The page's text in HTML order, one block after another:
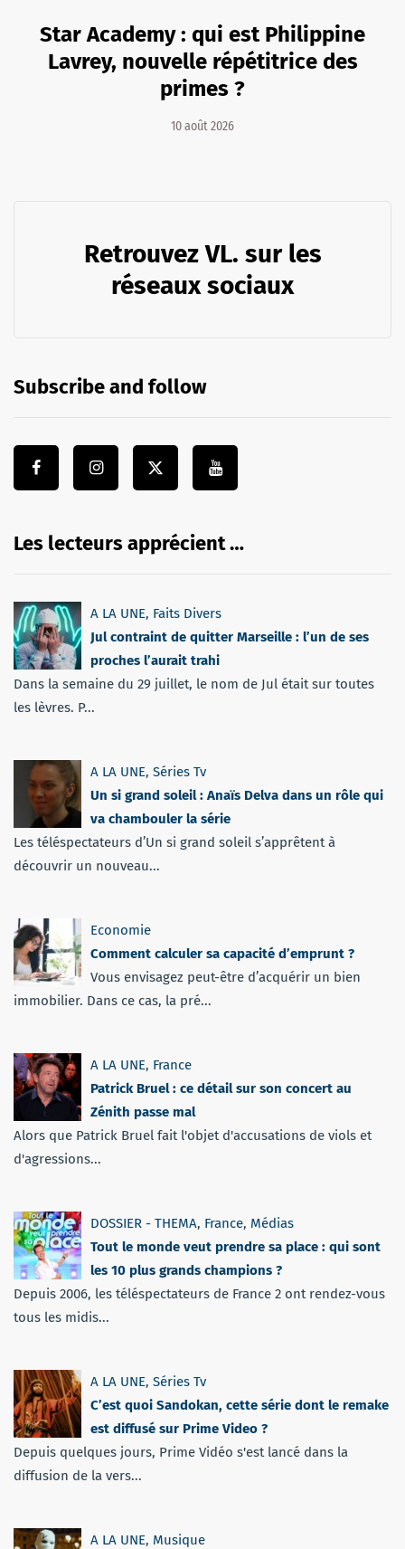
Star Academy : qui est Philippine
Lavrey, nouvelle répétitrice des
primes ?
10 août 2026
Retrouvez VL. sur les
réseaux sociaux
Subscribe and follow
Les lecteurs apprécient …
A LA UNE, Faits Divers
Jul contraint de quitter Marseille : l’un de ses
proches l’aurait trahi
Dans la semaine du 29 juillet, le nom de Jul était sur toutes
les lèvres. P...
A LA UNE, Séries Tv
Un si grand soleil : Anaïs Delva dans un rôle qui
va chambouler la série
Les téléspectateurs d’Un si grand soleil s’apprêtent à
découvrir un nouveau...
Economie
Comment calculer sa capacité d’emprunt ?
Vous envisagez peut-être d’acquérir un bien
immobilier. Dans ce cas, la pré...
A LA UNE, France
Patrick Bruel : ce détail sur son concert au
Zénith passe mal
Alors que Patrick Bruel fait l'objet d'accusations de viols et
d'agressions...
DOSSIER - THEMA, France, Médias
Tout le monde veut prendre sa place : qui sont
les 10 plus grands champions ?
Depuis 2006, les téléspectateurs de France 2 ont rendez-vous
tous les midis...
A LA UNE, Séries Tv
C’est quoi Sandokan, cette série dont le remake
est diffusé sur Prime Video ?
Depuis quelques jours, Prime Vidéo s'est lancé dans la
diffusion de la vers...
A LA UNE, Musique